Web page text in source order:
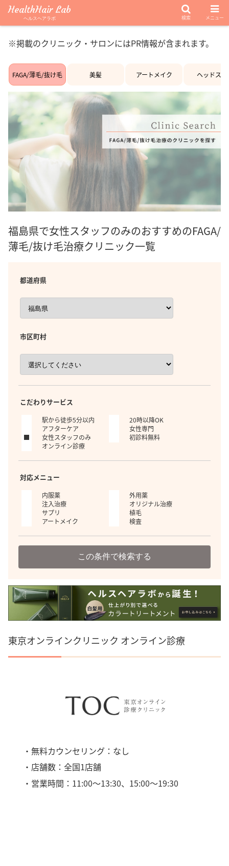
※掲載のクリニック・サロンにはPR情報が含まれます。
FAGA/薄毛/抜け毛 美髪 アートメイク ヘッドスパ
福島県で女性スタッフのみのおすすめのFAGA/
薄毛/抜け毛治療クリニック一覧
都道府県
市区町村
こだわりサービス
駅から徒歩5分以内
20時以降OK
アフターケア
女性専門
女性スタッフのみ
初診料無料
オンライン診療
対応メニュー
内服薬
外用薬
注入治療
オリジナル治療
サプリ
植毛
アートメイク
検査
この条件で検索する
東京オンラインクリニック オンライン診療
・無料カウンセリング：なし
・店舗数：全国1店舗
・営業時間：11:00〜13:30、15:00〜19:30
HealthHair Lab
ヘルスヘアラボ 検索 メニュー